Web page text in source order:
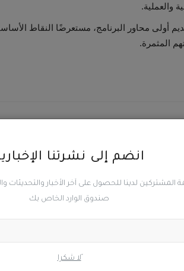
انضم إلى نشرتنا
المشتركين لدينا للحصول على آخر الأخبار
صندوق الوارد الخاص بك
ًلا شكرا
والعملية.
أولى محاور البرنامج، مستعرضًا النقاط
وشعار النادي في لفتة تتجاوز حدود...